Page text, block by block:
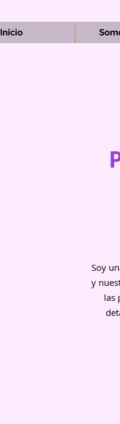
Inicio
Soy
y
las